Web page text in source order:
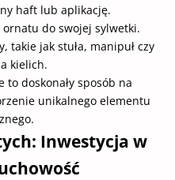
haft lub aplikację.
do swojej sylwetki.
takie jak stuła, manipuł czy
kielich.
to doskonały sposób na
unikalnego elementu
Inwestycja w